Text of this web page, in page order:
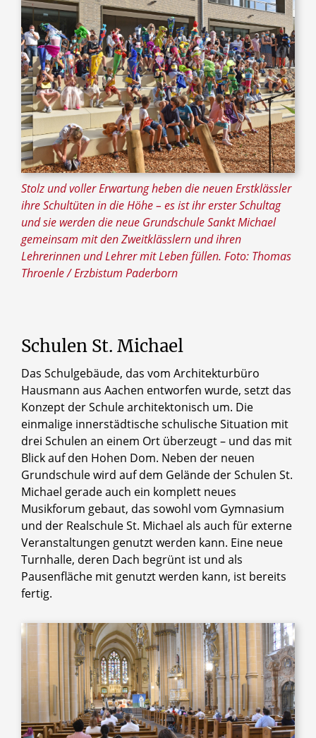
Stolz und voller Erwartung heben die neuen Erstklässler
ihre Schultüten in die Höhe – es ist ihr erster Schultag
und sie werden die neue Grundschule Sankt Michael
gemeinsam mit den Zweitklässlern und ihren
Lehrerinnen und Lehrer mit Leben füllen. Foto: Thomas
Throenle / Erzbistum Paderborn
Schulen St. Michael
Das Schulgebäude, das vom Architekturbüro
Hausmann aus Aachen entworfen wurde, setzt das
Konzept der Schule architektonisch um. Die
einmalige innerstädtische schulische Situation mit
drei Schulen an einem Ort überzeugt – und das mit
Blick auf den Hohen Dom. Neben der neuen
Grundschule wird auf dem Gelände der Schulen St.
Michael gerade auch ein komplett neues
Musikforum gebaut, das sowohl vom Gymnasium
und der Realschule St. Michael als auch für externe
Veranstaltungen genutzt werden kann. Eine neue
Turnhalle, deren Dach begrünt ist und als
Pausenfläche mit genutzt werden kann, ist bereits
fertig.